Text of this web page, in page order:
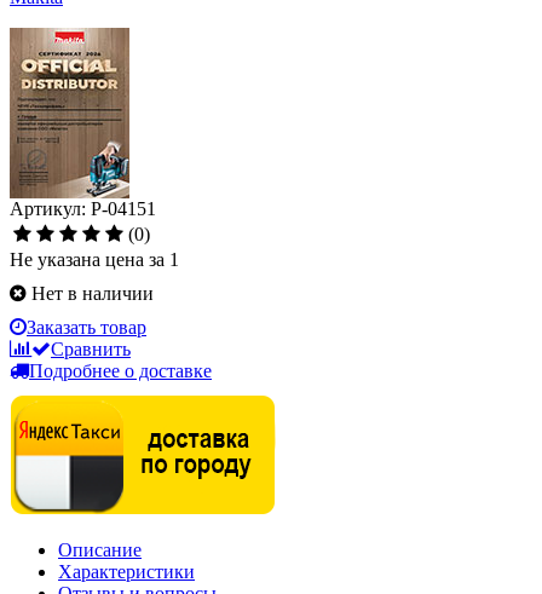
Артикул: P-04151
(0)
Не указана цена за 1
Нет в наличии
Заказать товар
Сравнить
Подробнее о доставке
Описание
Характеристики